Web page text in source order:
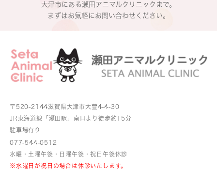
大津市にある瀬田アニマルクリニックまで。
まずはお気軽にお問い合わせください。
〒520-2144滋賀県大津市大萱4-4-30
JR東海道線「瀬田駅」南口より徒歩約15分
駐車場有り
077-544-0512
水曜・土曜午後・日曜午後・祝日午後休診
※水曜日が祝日の場合は休診いたします。